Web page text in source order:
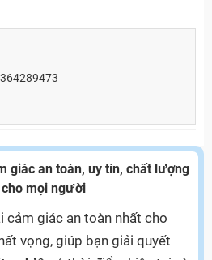
giác an toàn, uy tín, chất lượng
mọi người
cảm giác an toàn nhất cho
vọng, giúp bạn giải quyết